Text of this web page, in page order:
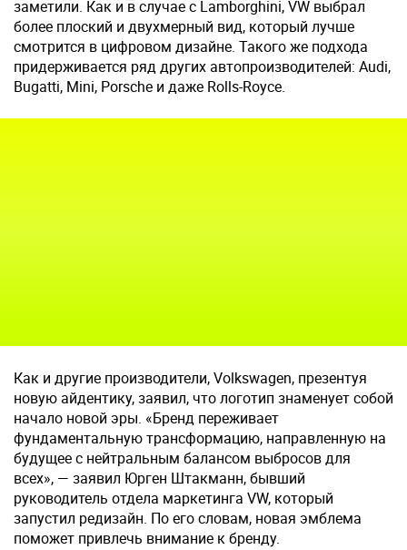
заметили. Как и в случае с Lamborghini, VW выбрал
более плоский и двухмерный вид, который лучше
смотрится в цифровом дизайне. Такого же подхода
придерживается ряд других автопроизводителей: Audi,
Bugatti, Mini, Porsche и даже Rolls-Royce.
Как и другие производители, Volkswagen, презентуя
новую айдентику, заявил, что логотип знаменует собой
начало новой эры. «Бренд переживает
фундаментальную трансформацию, направленную на
будущее с нейтральным балансом выбросов для
всех», — заявил Юрген Штакманн, бывший
руководитель отдела маркетинга VW, который
запустил редизайн. По его словам, новая эмблема
поможет привлечь внимание к бренду.